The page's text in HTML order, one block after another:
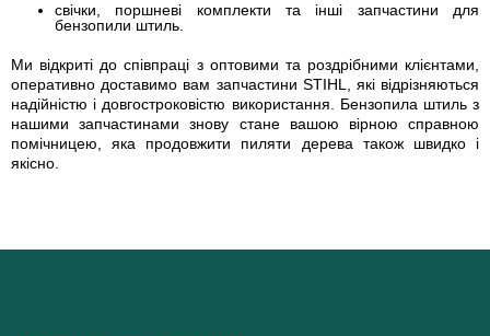
свічки, поршневі комплекти та інші запчастини для
бензопили штиль.
Ми відкриті до співпраці з оптовими та роздрібними клієнтами,
оперативно доставимо вам запчастини STIHL, які відрізняються
надійністю і довгостроковістю використання. Бензопила штиль з
нашими запчастинами знову стане вашою вірною справною
помічницею, яка продовжити пиляти дерева також швидко і
якісно.